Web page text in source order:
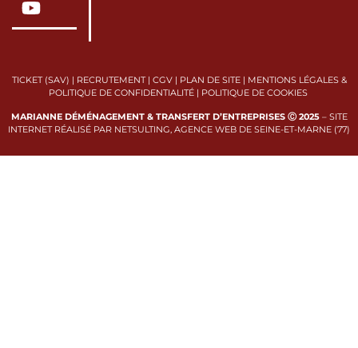
TICKET (SAV) | RECRUTEMENT| CGV| PLAN DE SITE| MENTIONS LÉGALES &
POLITIQUE DE CONFIDENTIALITÉ| POLITIQUE DE COOKIES
MARIANNE DÉMÉNAGEMENT & TRANSFERT D’ENTREPRISES Ⓒ 2025– SITE
INTERNET RÉALISÉ PAR NETSULTING, AGENCE WEB DE SEINE-ET-MARNE (77)